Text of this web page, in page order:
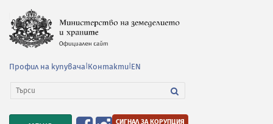
Профил на купувача Контакти EN
СИГНАЛ ЗА КОРУПЦИЯ